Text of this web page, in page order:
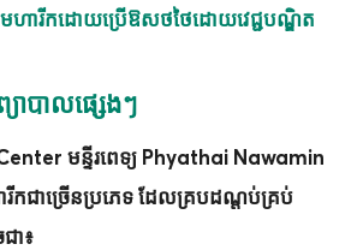
ហារីកដោយប្រើឱសថថៃដោយវេជ្ជបណ្ឌិត
យាបាលផ្សេងៗ
មន្ទីរពេទ្យ Phyathai Nawamin
រីកជាច្រើនប្រភេទ ដែលគ្របដណ្តប់គ្រប់
ា៖